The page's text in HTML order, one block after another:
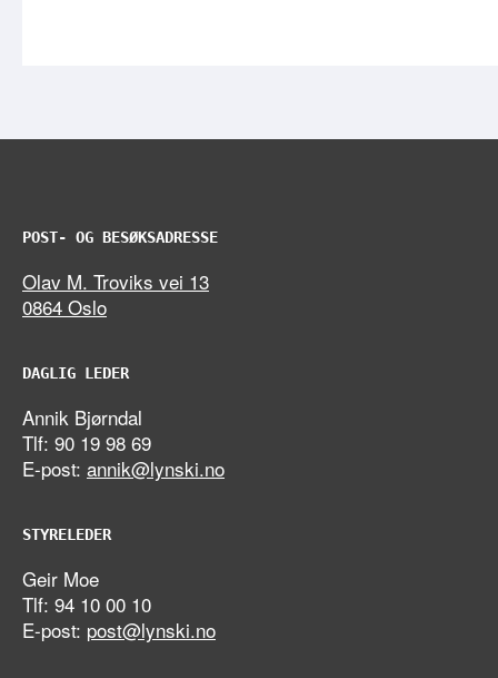
POST- OG BESØKSADRESSE
Olav M. Troviks vei 13
0864 Oslo
DAGLIG LEDER
Annik Bjørndal
Tlf: 90 19 98 69
E-post: annik@lynski.no
STYRELEDER
Geir Moe
Tlf: 94 10 00 10
E-post: post@lynski.no